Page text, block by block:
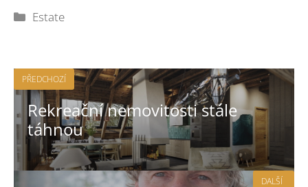
Rubriky
Estate
PŘEDCHOZÍ
Rekreační nemovitosti stále
táhnou
DALŠÍ